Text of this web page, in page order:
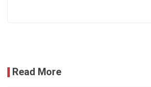
Read More